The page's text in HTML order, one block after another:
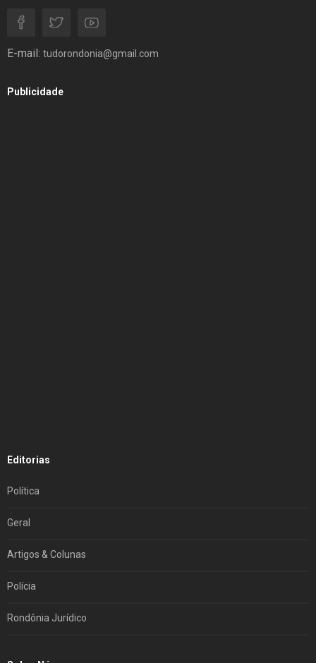
E-mail: tudorondonia@gmail.com
Publicidade
Editorias
Política
Geral
Artigos & Colunas
Polícia
Rondônia Jurídico